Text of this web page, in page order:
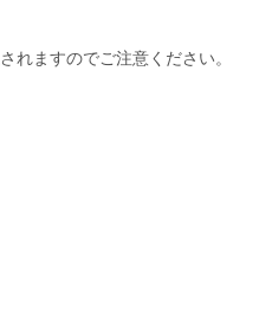
れますのでご注意ください。